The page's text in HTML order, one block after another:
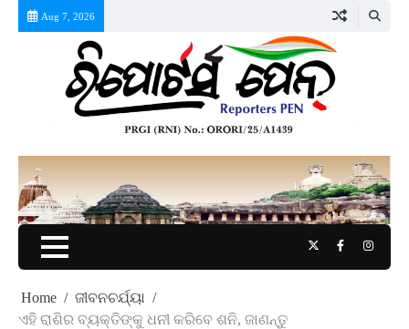
Aug 7, 2026
TwitterFacebook
Home
ଜୀବନଚର୍ଯ୍ୟା
ଏହି ରାଶିର ବ୍ୟକ୍ତିଙ୍କୁ ଧନୀ କରିବେ ଶନି, ଜାଣନ୍ତୁ